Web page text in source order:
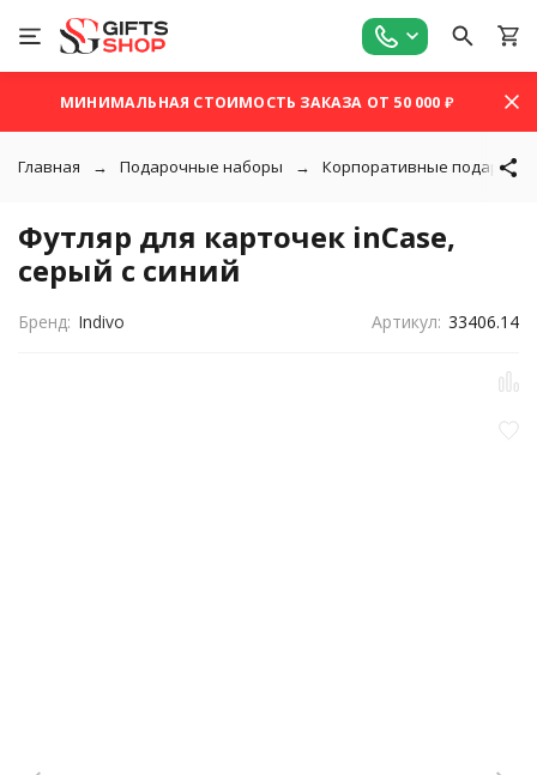
МИНИМАЛЬНАЯ СТОИМОСТЬ ЗАКАЗА ОТ 50 000 ₽
Главная Подарочные наборы Корпоративные подарки
Футляр для карточек inCase,
серый с синий
Бренд: Indivo Артикул: 33406.14